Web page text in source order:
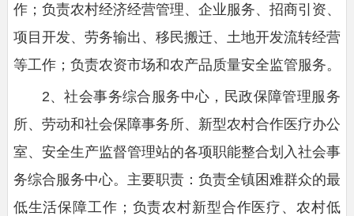
作；负责农村经济经营管理、企业服务、招商引资、
项目开发、劳务输出、移民搬迁、土地开发流转经营
等工作；负责农资市场和农产品质量安全监管服务。
2、社会事务综合服务中心，民政保障管理服务
所、劳动和社会保障事务所、新型农村合作医疗办公
室、安全生产监督管理站的各项职能整合划入社会事
务综合服务中心。主要职责：负责全镇困难群众的最
低生活保障工作；负责农村新型合作医疗、农村低